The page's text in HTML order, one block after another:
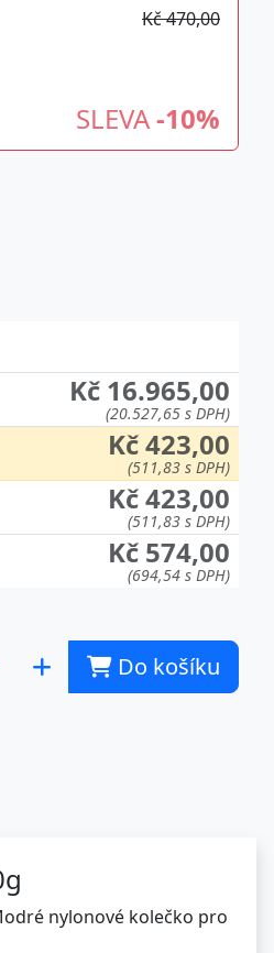
Kč 470,00
SLEVA -10%
Kč 16.965,00
(20.527,65 s DPH)
Kč 423,00
(511,83 s DPH)
Kč 423,00
(511,83 s DPH)
Kč 574,00
(694,54 s DPH)
Do košíku
nylonové kolečko pro